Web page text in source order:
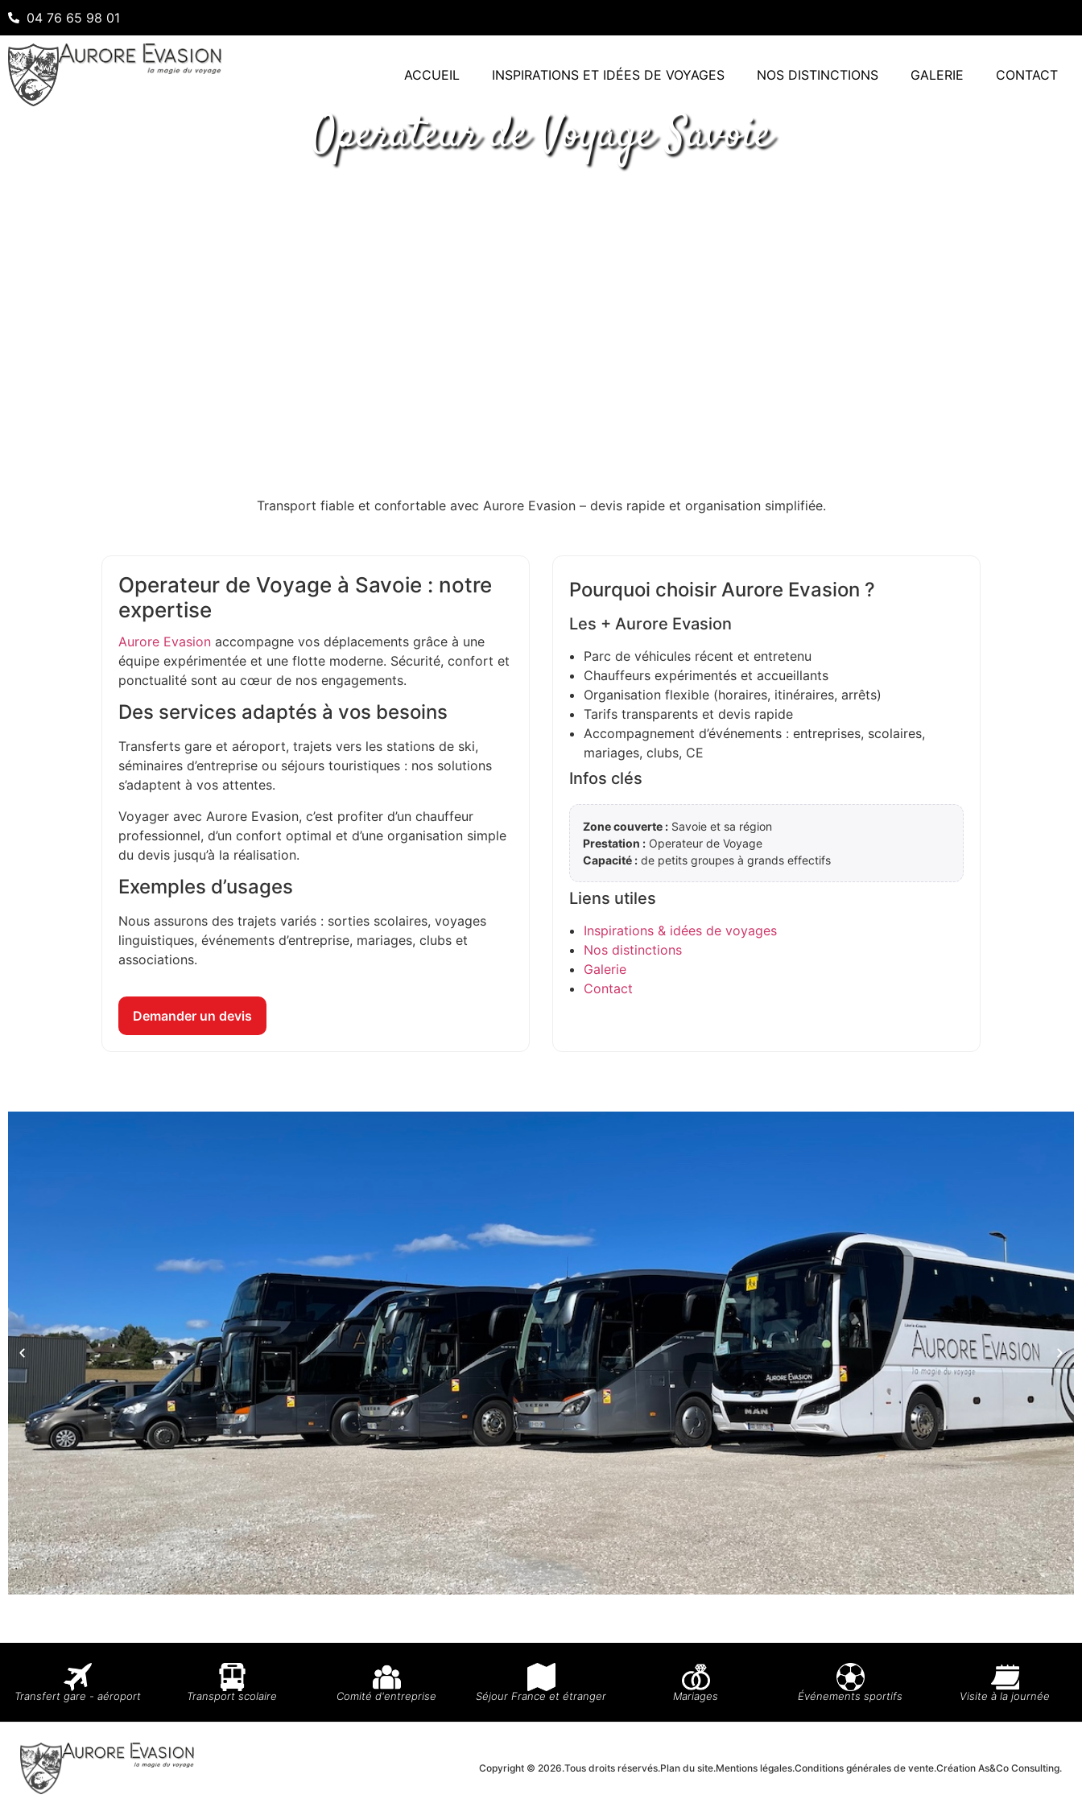
04 76 65 98 01
ACCUEIL INSPIRATIONS ET IDÉES DE VOYAGES NOS DISTINCTIONS GALERIE CONTACT
Operateur de Voyage Savoie
Transport fiable et confortable avec Aurore Evasion – devis rapide et organisation simplifiée.
Operateur de Voyage à Savoie : notre
expertise
Aurore Evasion accompagne vos déplacements grâce à une
équipe expérimentée et une flotte moderne. Sécurité, confort et
ponctualité sont au cœur de nos engagements.
Des services adaptés à vos besoins
Transferts gare et aéroport, trajets vers les stations de ski,
séminaires d’entreprise ou séjours touristiques : nos solutions
s’adaptent à vos attentes.
Voyager avec Aurore Evasion, c’est profiter d’un chauffeur
professionnel, d’un confort optimal et d’une organisation simple
du devis jusqu’à la réalisation.
Exemples d’usages
Nous assurons des trajets variés : sorties scolaires, voyages
linguistiques, événements d’entreprise, mariages, clubs et
associations.
Demander un devis
Pourquoi choisir Aurore Evasion ?
Les + Aurore Evasion
Parc de véhicules récent et entretenu
Chauffeurs expérimentés et accueillants
Organisation flexible (horaires, itinéraires, arrêts)
Tarifs transparents et devis rapide
Accompagnement d’événements : entreprises, scolaires,
mariages, clubs, CE
Infos clés
Zone couverte : Savoie et sa région
Prestation : Operateur de Voyage
Capacité : de petits groupes à grands effectifs
Liens utiles
Inspirations & idées de voyages
Nos distinctions
Galerie
Contact
Transfert gare - aéroport Transport scolaire Comité d'entreprise Séjour France et étranger Mariages Événements sportifs Visite à la journée
Copyright © 2026.Tous droits réservés.Plan du site.Mentions légales.Conditions générales de vente.Création As&Co Consulting.